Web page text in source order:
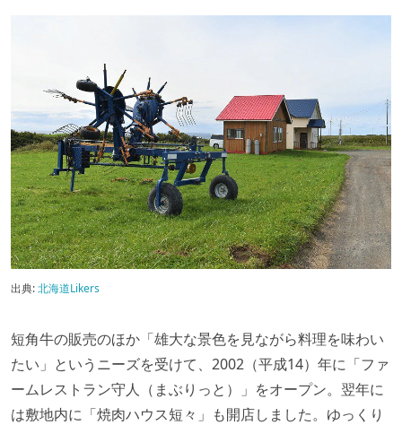
出典:北海道Likers
短角牛の販売のほか「雄大な景色を見ながら料理を味わい
たい」というニーズを受けて、2002（平成14）年に「ファ
ームレストラン守人（まぶりっと）」をオープン。翌年に
は敷地内に「焼肉ハウス短々」も開店しました。ゆっくり